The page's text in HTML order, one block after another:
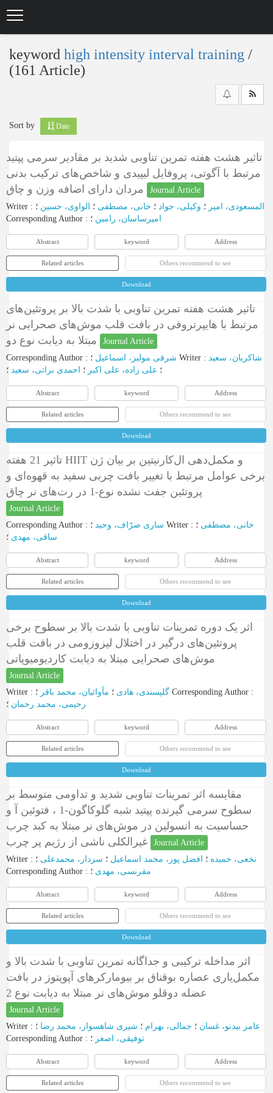
keyword high intensity interval training ‎/
(161 Article)
Sort by Date
تاثیر هشت هفته تمرین تناوبی شدید بر مقادیر سرمی پپتید
مرتبط با آگوتی، پروفایل لیپیدی و شاخص‌های ترکیب بدنی
Journal Article
Writer : المسعودی، امیر ؛ وکیلی، جواد ؛ خانی، مصطفی ؛ الواوی، حسین ؛
Corresponding Author : امیرساسان، رامین ؛
Abstract keyword Address
Related articles Others recommend to see
Download
تاثیر هشت هفته تمرین تناوبی با شدت بالا بر پروتئین‌های
مرتبط با هایپرتروفی در بافت قلب موش‌های صحرایی نر
Journal Article
Corresponding Author : شرفی مولیز، اسماعیل Writer : شاکریان، سعید
؛ علی زاده، علی اکبر ؛ احمدی براتی، سعید ؛
Abstract keyword Address
Related articles Others recommend to see
Download
تاثیر 21 هفته HIIT و مکمل‌‌دهی ال‌‌کارنیتین بر بیان ژن
برخی عوامل مرتبط با تغییر بافت چربی سفید به قهوه‌‌ای و
پروتئین جفت نشده نوع-1 در رت‌‌های نر چاق
Journal Article
Corresponding Author : ساری صرّاف، وحید Writer : خانی، مصطفی ؛
ساقی، مهدی ؛
Abstract keyword Address
Related articles Others recommend to see
Download
اثر یک دوره تمرینات تناوبی با شدت بالا بر سطوح برخی
پروتئین‌های درگیر در اختلال لیزوزومی در بافت قلب
موش‌های صحرایی مبتلا به دیابت کاردیومیوپاتی
Journal Article
Writer : گلپسندی، هادی ؛ مأوائیان، محمد باقر Corresponding Author :
رحیمی، محمد رحمان ؛
Abstract keyword Address
Related articles Others recommend to see
Download
مقایسه اثر تمرینات تناوبی شدید و تداومی متوسط بر
سطوح سرمی گیرنده پپتید شبه گلوکاگون-1 ، فتوئین آ و
حساسیت به انسولین در موش‌‌های نر مبتلا به کبد چرب
Journal Article
Writer : نخعی، حمیده ؛ افضل پور، محمد اسماعیل ؛ سردار، محمدعلی ؛
Corresponding Author : مقرنسی، مهدی ؛
Abstract keyword Address
Related articles Others recommend to see
Download
اثر مداخله ترکیبی و جداگانه تمرین تناوبی با شدت بالا و
مکمل‌یاری عصاره بوقناق بر بیومارکرهای آپوپتوز در بافت
عضله دوقلو موش‌های نر مبتلا به دیابت نوع 2
Journal Article
Writer : عامر بیدنو، غسان ؛ جمالی، بهرام ؛ شیری شاهسوار، محمد رضا ؛
Corresponding Author : توفیقی، اصغر ؛
Abstract keyword Address
Related articles Others recommend to see